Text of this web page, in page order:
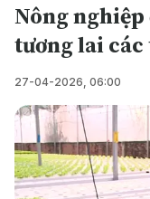
Nông
tương lai
27-04-2026, 06:00